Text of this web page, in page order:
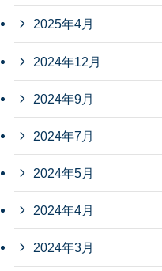
2025年4月
2024年12月
2024年9月
2024年7月
2024年5月
2024年4月
2024年3月